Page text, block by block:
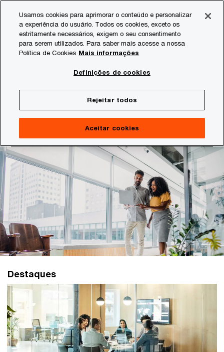
content
footer
PwC
Brasil
Barômetro de Empregos de IA 2026
trabalho de duas vias
Destaques
Usamos cookies para aprimorar o conteúdo e personalizar
a experiência do usuário. Todos os cookies, exceto os
estritamente necessários, exigem o seu consentimento
para serem utilizados. Para saber mais acesse a nossa
Política de Cookies Mais informações
Definições de cookies
Rejeitar todos
Aceitar cookies